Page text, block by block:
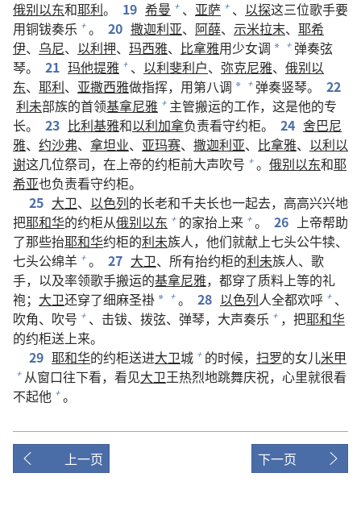
俄别以东和耶利。 19 希曼 + 、 亚萨 + 、 以探这三位歌手要
用铜钹奏乐 + 。 20 撒迦利亚、 阿薛、 示米拉末、 耶希
伊、 乌尼、 以利押、 玛西雅、 比拿雅用少女调 * + 弹奏弦
琴。
21 玛他提雅 + 、 以利斐利户、 弥克尼雅、 俄别以
东、 耶利、 亚撒西雅做指挥，用第八调 * + 弹奏竖琴。
22
利未部族的首领基拿尼雅 + 主管搬运的工作，这是他的专
长。
23 比利基雅和以利加拿负责看守约柜。 24 舍巴尼
雅、 约沙弗、 拿坦业、 亚玛赛、 撒迦利亚、 比拿雅、 以利以
谢这几位祭司，在上帝的约柜前大声吹号 + 。 俄别以东和耶
希亚也负责看守约柜。
25 大卫、 以色列的长老和千夫长也一起去，高高兴兴地
把耶和华的约柜从俄别以东 + 的家抬上来 + 。 26 上帝帮助
了那些抬耶和华约柜的利未族人，他们就献上七头公牛犊、
七头公绵羊 + 。 27 大卫、所有抬约柜的利未族人、歌
手，以及率领歌手搬运的基拿尼雅，都穿了质料上等的礼
袍； 大卫还穿了细麻圣褂 * + 。 28 以色列人全都欢呼 + 、
吹角、吹号 + 、击钹、拨弦、弹琴，大声奏乐 + ，把耶和华
的约柜送上来。
29 耶和华的约柜送进大卫城 + 的时候， 扫罗的女儿米甲
+ 从窗口往下看，看见大卫王热烈地跳舞庆祝，心里就很看
不起他 + 。
上一页 下一页